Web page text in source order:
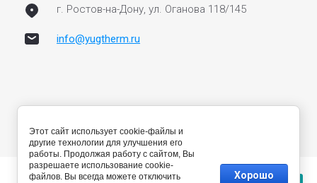
г. Ростов-на-Дону, ул. Оганова 118/145
info@yugtherm.ru
Этот сайт использует cookie-файлы и
другие технологии для улучшения его
работы. Продолжая работу с сайтом, Вы
разрешаете использование cookie-
файлов. Вы всегда можете отключить
Хорошо